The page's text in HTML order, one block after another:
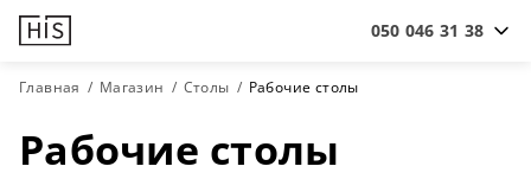
050 046 31 38
Главная Магазин Столы Рабочие столы
Рабочие столы